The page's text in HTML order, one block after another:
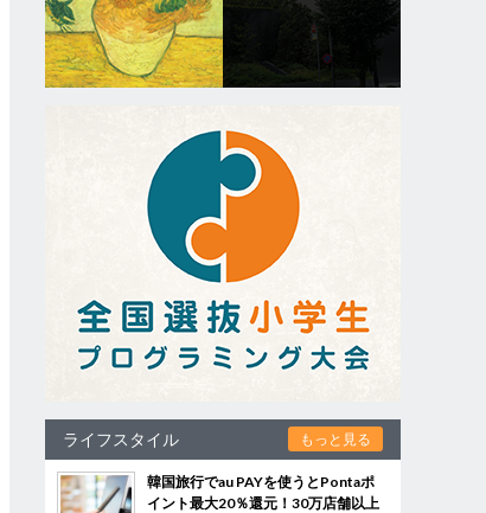
ライフスタイル もっと見る
韓国旅行でau PAYを使うとPontaポ
イント最大20％還元！30万店舗以上